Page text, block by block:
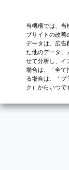
当機構では、当
ブサイトの改善
データは、広告
た他のデータ、
せて分析し、イ
場合は、「全て
る場合は、「プ
ク）からいつで